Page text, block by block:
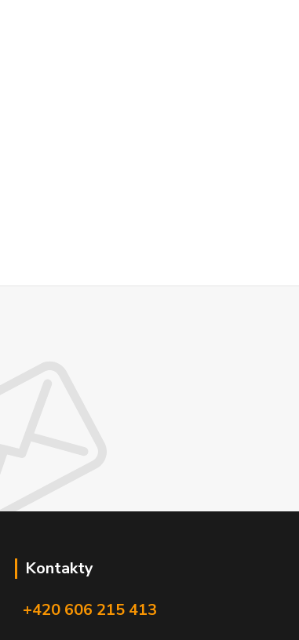
Kontakty
+420 606 215 413